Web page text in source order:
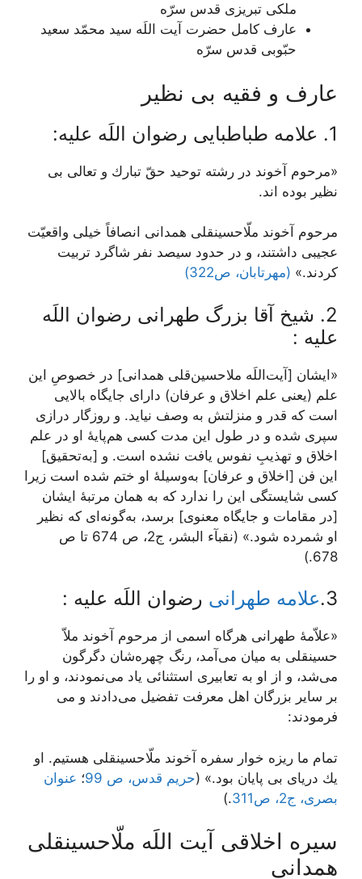
ملکی تبریزی قدس سرّه
عارف کامل حضرت آیت اللَه سيد محمّد سعيد
حبّوبى قدس سرّه
عارف و فقیه بی نظیر
1. علامه طباطبایی رضوان اللَه علیه:
«مرحوم آخوند در رشته توحيد حقّ تبارك و تعالى بى
نظير بوده‏ اند.
مرحوم آخوند ملّاحسينقلى همدانى انصافاً خيلى واقعيّت
عجيبى داشتند، و در حدود سيصد نفر شاگرد تربيت
كردند.» (مهرتابان، ص322)
2. شیخ آقا بزرگ طهرانی رضوان اللَه
علیه :
«ایشان [آیت‌اللَه ملاحسین‌قلی همدانی] در خصوصِ این
علم (یعنی علم اخلاق و عرفان) دارای جایگاه بالایی
است که قدر و منزلتش به وصف نیاید. و روزگار درازی
سپری شده و در طول این مدت کسی هم‌پایۀ او در علم
اخلاق و تهذیبِ نفوس یافت نشده است. و [به‌تحقیق]
این فن [اخلاق و عرفان] به‌وسیلۀ او ختم شده است زیرا
کسی شایستگی این را ندارد که به همان مرتبۀ ایشان
[در مقامات و جایگاه معنوی] برسد، به‌گونه‌ای که نظیر
او شمرده شود.» (نقبآء البشر، ج2، ص 674 تا ص
678.)
3. علامه طهرانی رضوان اللَه علیه :
«علاّمۀ طهرانی هرگاه اسمی از مرحوم آخوند ملاّ
حسینقلی به میان می‌آمد، رنگ چهره‌شان دگرگون
می‌شد، و از او به تعابیری استثنائی یاد می‌نمودند، و او را
بر سایر بزرگان اهل معرفت تفضیل می‌دادند و می
فرمودند:
تمام ما ريزه ‏خوار سفره آخوند ملّاحسين‏قلى هستيم. او
يك درياى بى ‏پايان بود.» (حریم قدس، ص 99 ؛ عنوان
بصری، ج2، ص311
.)
سیره اخلاقی آیت اللَه ملّاحسینقلی
همدانی